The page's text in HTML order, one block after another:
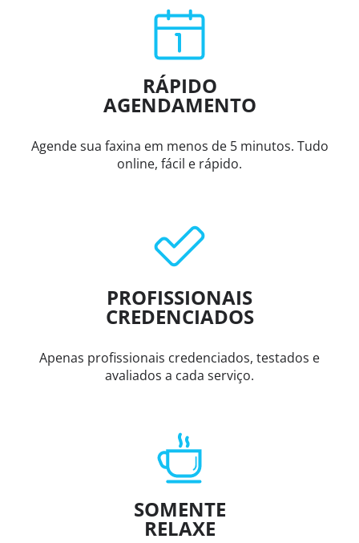
RÁPIDO
AGENDAMENTO
Agende sua faxina em menos de 5 minutos. Tudo
online, fácil e rápido.
PROFISSIONAIS
CREDENCIADOS
Apenas profissionais credenciados, testados e
avaliados a cada serviço.
SOMENTE
RELAXE